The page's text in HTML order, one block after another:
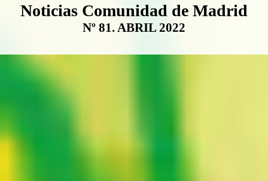
Boletín Noticias Comunidad de
Noticias Comunidad de Madrid
Nº 81. ABRIL 2022